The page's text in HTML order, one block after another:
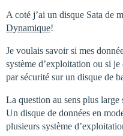
A coté j’ai un disque Sata de
Dynamique!
Je voulais savoir si mes
système d’exploitation ou si
par sécurité sur un disque de
La question au sens plus large
Un disque de données en
plusieurs système